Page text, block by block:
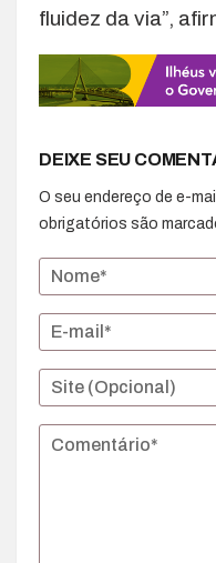
fluidez da via”,
DEIXE SEU
O seu endereço de e-
obrigatórios são